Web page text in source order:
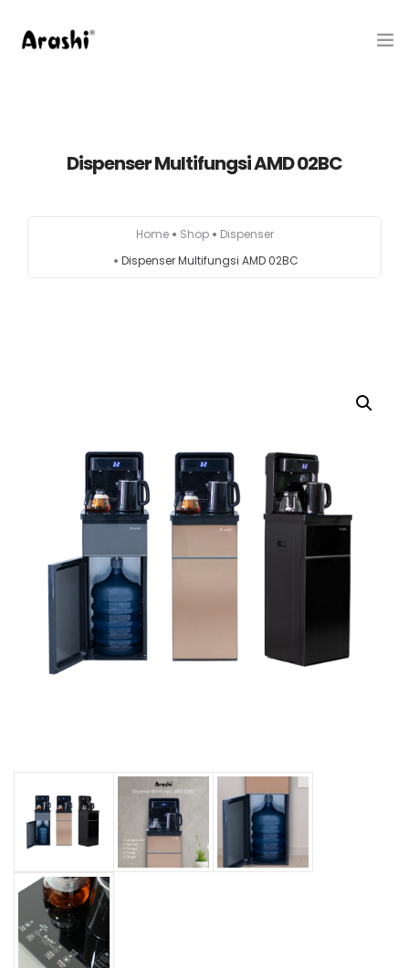
Dispenser Multifungsi AMD 02BC
Home Shop
Dispenser
Dispenser Multifungsi AMD 02BC